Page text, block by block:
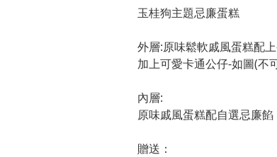
玉桂狗主題忌廉蛋糕
外層:原味鬆軟戚風蛋糕配
加上可愛卡通公仔-如圖(不
內層:
原味戚風蛋糕配自選忌廉餡
贈送：